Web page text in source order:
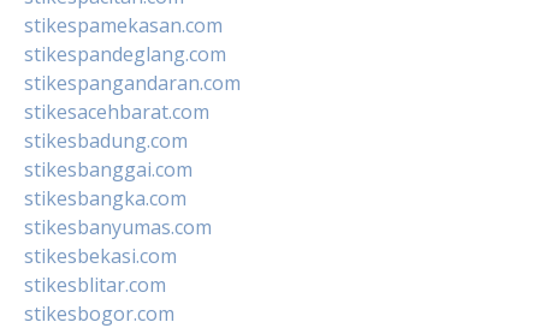
stikespamekasan.com
stikespandeglang.com
stikespangandaran.com
stikesacehbarat.com
stikesbadung.com
stikesbanggai.com
stikesbangka.com
stikesbanyumas.com
stikesbekasi.com
stikesblitar.com
stikesbogor.com